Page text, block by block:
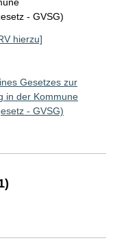
- GVSG)
hierzu]
Gesetzes zur
in der Kommune
- GVSG)